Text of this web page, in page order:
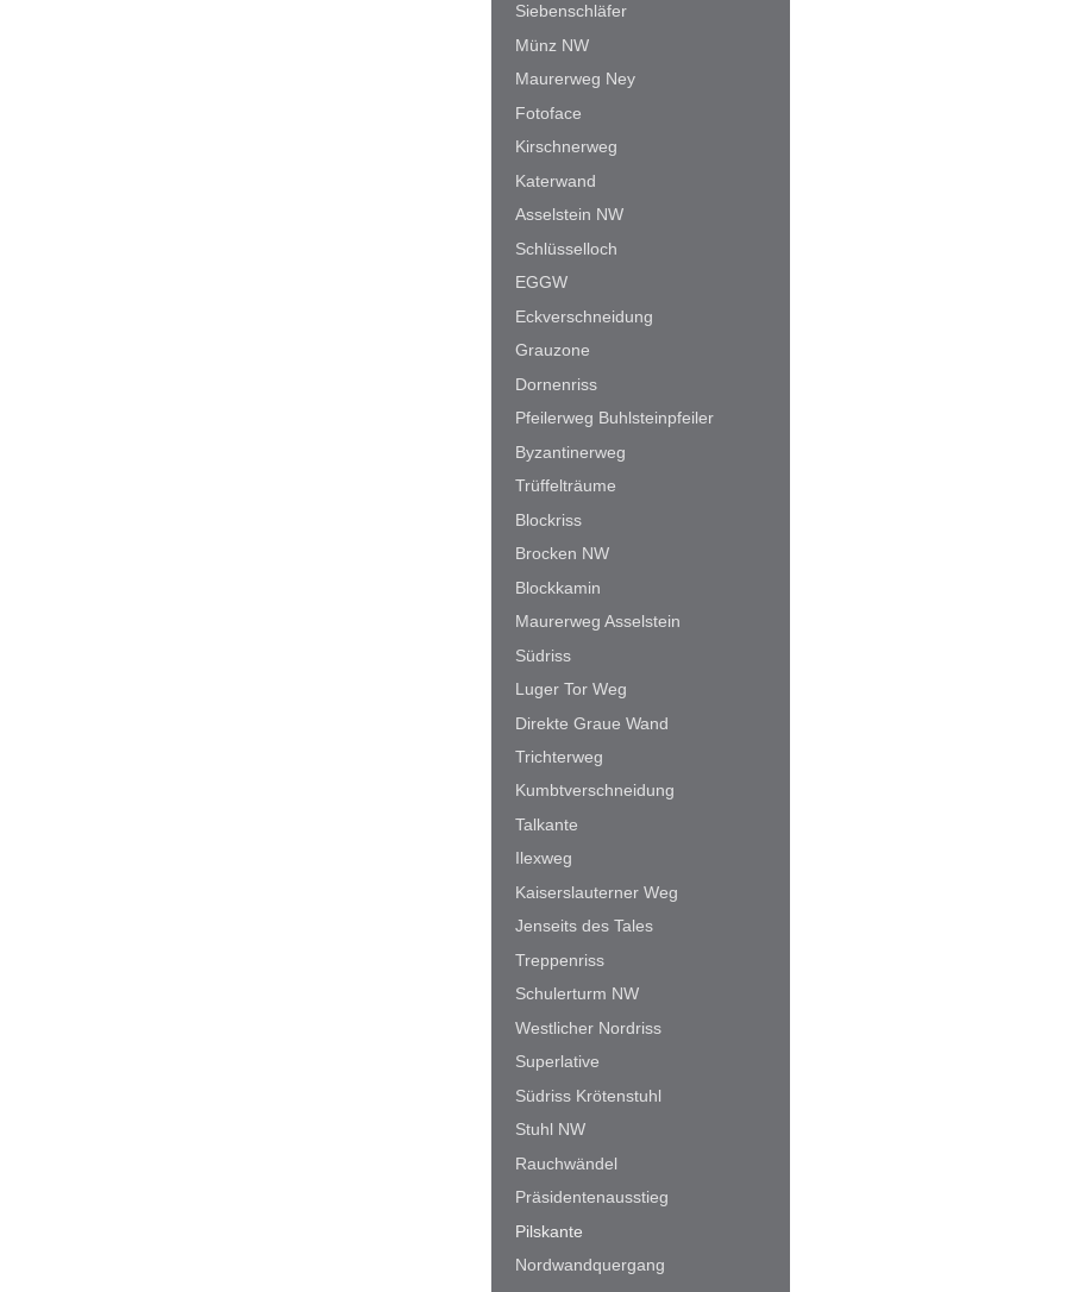
Siebenschläfer
Münz NW
Maurerweg Ney
Fotoface
Kirschnerweg
Katerwand
Asselstein NW
Schlüsselloch
EGGW
Eckverschneidung
Grauzone
Dornenriss
Pfeilerweg Buhlsteinpfeiler
Byzantinerweg
Trüffelträume
Blockriss
Brocken NW
Blockkamin
Maurerweg Asselstein
Südriss
Luger Tor Weg
Direkte Graue Wand
Trichterweg
Kumbtverschneidung
Talkante
Ilexweg
Kaiserslauterner Weg
Jenseits des Tales
Treppenriss
Schulerturm NW
Westlicher Nordriss
Superlative
Südriss Krötenstuhl
Stuhl NW
Rauchwändel
Präsidentenausstieg
Pilskante
Nordwandquergang